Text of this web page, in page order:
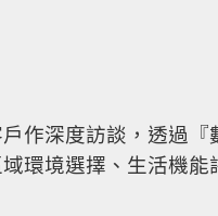
作深度訪談，透過『
環境選擇、生活機能